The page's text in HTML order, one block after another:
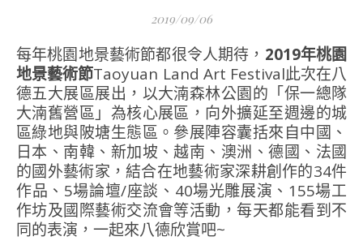
2019/09/06
每年桃園地景藝術節都很令人期待， 2019年桃園
地景藝術節Taoyuan Land Art Festival此次在八
德五大展區展出，以大湳森林公園的「保一總隊
大湳舊營區」為核心展區，向外擴延至週邊的城
區綠地與陂塘生態區。參展陣容囊括來自中國、
日本、南韓、新加坡、越南、澳洲、德國、法國
的國外藝術家，結合在地藝術家深耕創作的34件
作品、5場論壇/座談、40場光雕展演、155場工
作坊及國際藝術交流會等活動，每天都能看到不
同的表演，一起來八德欣賞吧~